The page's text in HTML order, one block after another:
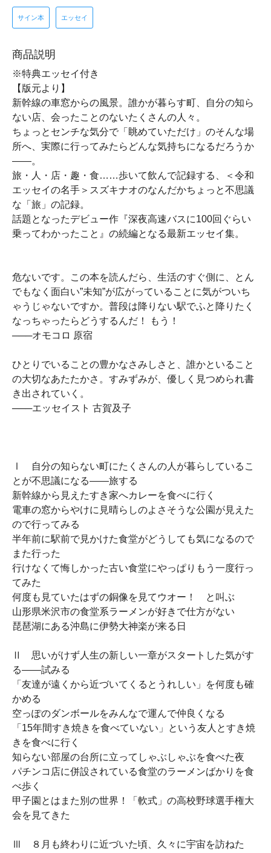
サイン本 エッセイ
商品説明
※特典エッセイ付き
【版元より】
新幹線の車窓からの風景。誰かが暮らす町、自分の知ら
ない店、会ったことのないたくさんの人々。
ちょっとセンチな気分で「眺めていただけ」のそんな場
所へ、実際に行ってみたらどんな気持ちになるだろうか
――。
旅・人・店・趣・食……歩いて飲んで記録する、＜令和
エッセイの名手＞スズキナオのなんだかちょっと不思議
な「旅」の記録。
話題となったデビュー作『深夜高速バスに100回ぐらい
乗ってわかったこと』の続編となる最新エッセイ集。
危ないです。この本を読んだら、生活のすぐ側に、とん
でもなく面白い”未知”が広がっていることに気がついち
ゃうじゃないですか。普段は降りない駅でふと降りたく
なっちゃったらどうするんだ！ もう！
───オモコロ 原宿
ひとりでいることの豊かなさみしさと、誰かといること
の大切なあたたかさ。すみずみが、優しく見つめられ書
き出されていく。
───エッセイスト 古賀及子
Ⅰ 自分の知らない町にたくさんの人が暮らしているこ
とが不思議になる――旅する
新幹線から見えたすき家へカレーを食べに行く
電車の窓からやけに見晴らしのよさそうな公園が見えた
ので行ってみる
半年前に駅前で見かけた食堂がどうしても気になるので
また行った
行けなくて悔しかった古い食堂にやっぱりもう一度行っ
てみた
何度も見ていたはずの銅像を見てウオー！ と叫ぶ
山形県米沢市の食堂系ラーメンが好きで仕方がない
琵琶湖にある沖島に伊勢大神楽が来る日
Ⅱ 思いがけず人生の新しい一章がスタートした気がす
る――試みる
「友達が遠くから近づいてくるとうれしい」を何度も確
かめる
空っぽのダンボールをみんなで運んで仲良くなる
「15年間すき焼きを食べていない」という友人とすき焼
きを食べに行く
知らない部屋の台所に立ってしゃぶしゃぶを食べた夜
パチンコ店に併設されている食堂のラーメンばかりを食
べ歩く
甲子園とはまた別の世界！「軟式」の高校野球選手権大
会を見てきた
Ⅲ ８月も終わりに近づいた頃、久々に宇宙を訪ねた